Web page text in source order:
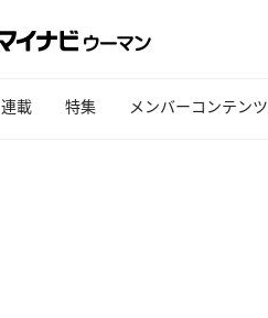
連載 特集 メンバーコンテンツ